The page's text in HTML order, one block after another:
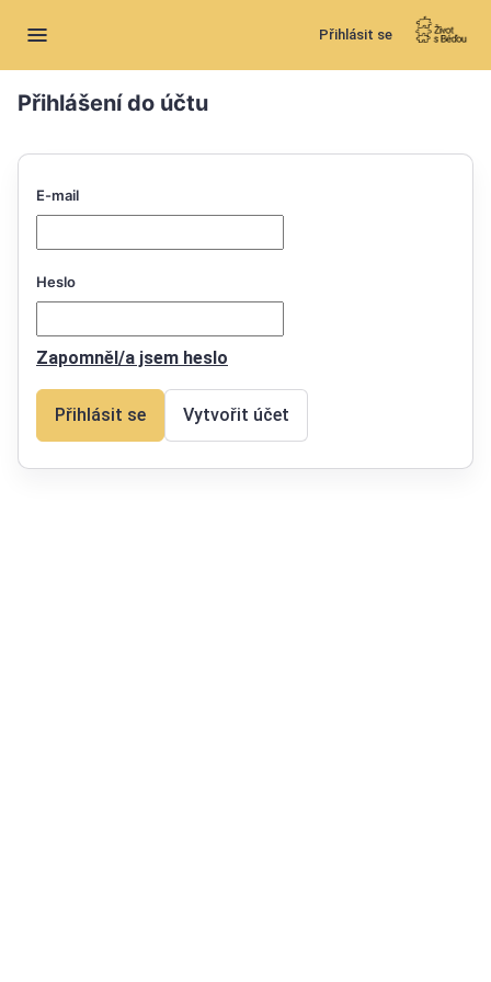
Přihlásit se
Přihlášení do účtu
E-mail
Heslo
Zapomněl/a jsem heslo
Přihlásit se Vytvořit účet